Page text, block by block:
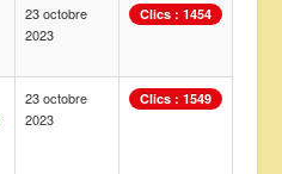
23 octobre
2023
Clics : 1454
23 octobre
2023
Clics : 1549